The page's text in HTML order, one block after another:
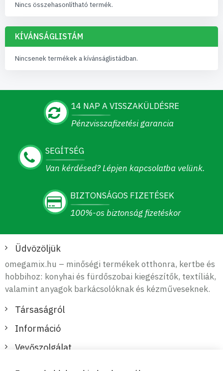
Nincs összehasonlítható termék.
KÍVÁNSÁGLISTÁM
Nincsenek termékek a kívánságlistádban.
14 NAP A VISSZAKÜLDÉSRE
Pénzvisszafizetési garancia
SEGÍTSÉG
Van kérdésed? Lépjen kapcsolatba velünk.
BIZTONSÁGOS FIZETÉSEK
100%-os biztonság fizetéskor
Üdvözöljük
omegamix.hu – minőségi termékek otthonra, kertbe és
hobbihoz: konyhai és fürdőszobai kiegészítők, textíliák,
valamint anyagok barkácsolóknak és kézműveseknek.
Társaságról
Információ
Vevőszolgálat